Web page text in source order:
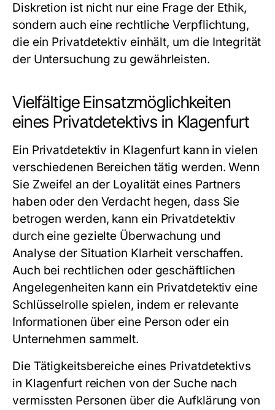
Diskretion ist nicht nur eine Frage der Ethik,
sondern auch eine rechtliche Verpflichtung,
die ein Privatdetektiv einhält, um die Integrität
der Untersuchung zu gewährleisten.
Vielfältige Einsatzmöglichkeiten
eines Privatdetektivs in Klagenfurt
Ein Privatdetektiv in Klagenfurt kann in vielen
verschiedenen Bereichen tätig werden. Wenn
Sie Zweifel an der Loyalität eines Partners
haben oder den Verdacht hegen, dass Sie
betrogen werden, kann ein Privatdetektiv
durch eine gezielte Überwachung und
Analyse der Situation Klarheit verschaffen.
Auch bei rechtlichen oder geschäftlichen
Angelegenheiten kann ein Privatdetektiv eine
Schlüsselrolle spielen, indem er relevante
Informationen über eine Person oder ein
Unternehmen sammelt.
Die Tätigkeitsbereiche eines Privatdetektivs
in Klagenfurt reichen von der Suche nach
vermissten Personen über die Aufklärung von